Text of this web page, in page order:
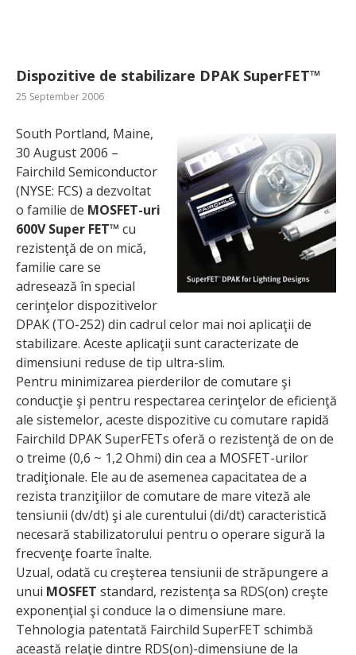
Dispozitive de stabilizare DPAK SuperFET™
25 September 2006
South Portland, Maine,
30 August 2006 –
Fairchild Semiconductor
(NYSE: FCS) a dezvoltat
o familie de MOSFET-uri
600V Super FET™ cu
rezistenţă de on mică,
familie care se
adresează în special
cerinţelor dispozitivelor
DPAK (TO-252) din cadrul celor mai noi aplicaţii de
stabilizare. Aceste aplicaţii sunt caracterizate de
dimensiuni reduse de tip ultra-slim.
Pentru minimizarea pierderilor de comutare şi
conducţie şi pentru respectarea cerinţelor de eficienţă
ale sistemelor, aceste dispozitive cu comutare rapidă
Fairchild DPAK SuperFETs oferă o rezistenţă de on de
o treime (0,6 ~ 1,2 Ohmi) din cea a MOSFET-urilor
tradiţionale. Ele au de asemenea capacitatea de a
rezista tranziţiilor de comutare de mare viteză ale
tensiunii (dv/dt) şi ale curentului (di/dt) caracteristică
necesară stabilizatorului pentru o operare sigură la
frecvenţe foarte înalte.
Uzual, odată cu creşterea tensiunii de străpungere a
unui MOSFET standard, rezistenţa sa RDS(on) creşte
exponenţial şi conduce la o dimensiune mare.
Tehnologia patentată Fairchild SuperFET schimbă
această relaţie dintre RDS(on)-dimensiune de la